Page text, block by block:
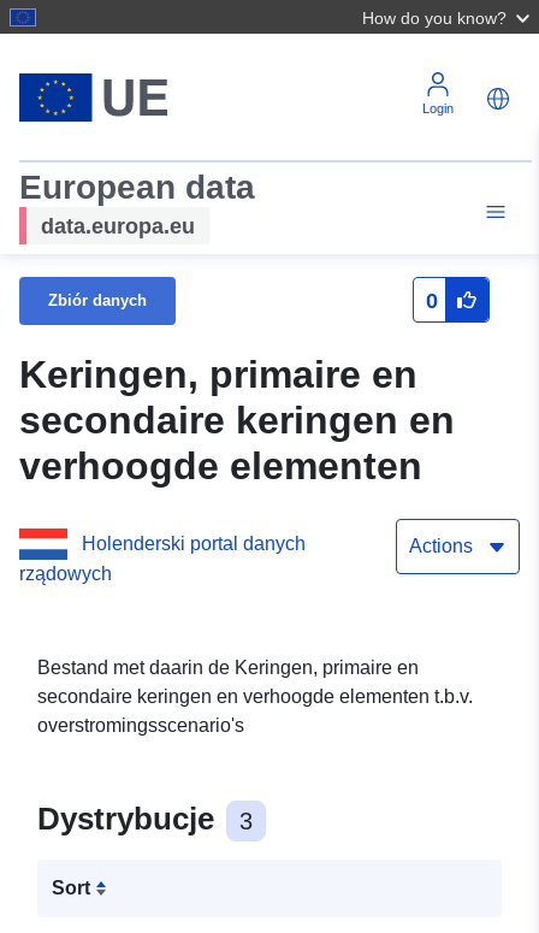
How do you know?
Login
European data
data.europa.eu
Zbiór danych 0
Keringen, primaire en
secondaire keringen en
verhoogde elementen
Holenderski portal danych
rządowych
Actions
Bestand met daarin de Keringen, primaire en
secondaire keringen en verhoogde elementen t.b.v.
overstromingsscenario's
Dystrybucje 3
Sort